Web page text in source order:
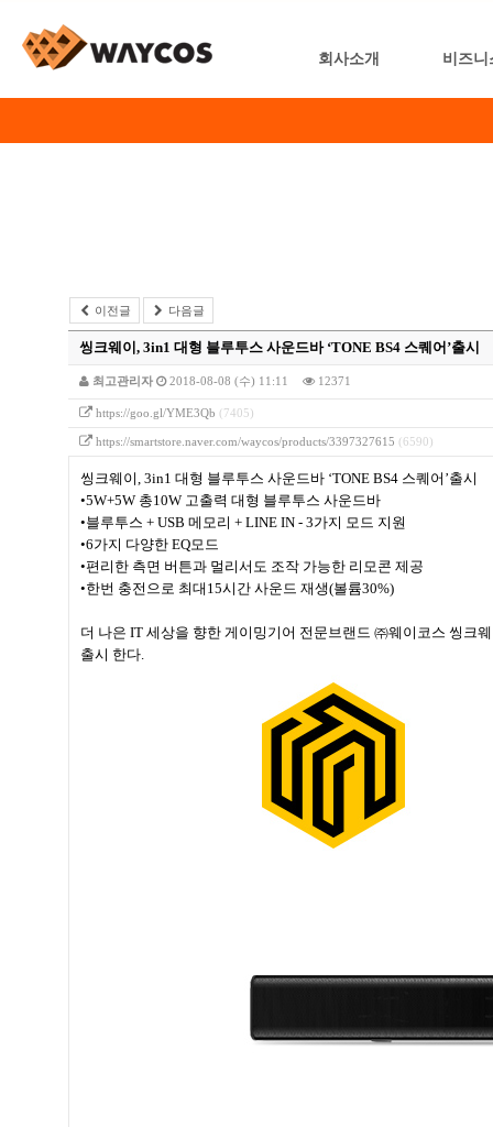
회사소개 비즈니
이전글 다음글
씽크웨이, 3in1 대형 블루투스 사운드바 ‘TONE BS4 스퀘어’출시
최고관리자 2018-08-08 (수) 11:11 12371
https://goo.gl/YME3Qb (7405)
https://smartstore.naver.com/waycos/products/3397327615 (6590)
씽크웨이, 3in1 대형 블루투스 사운드바 ‘TONE BS4 스퀘어’출시
•5W+5W 총10W 고출력 대형 블루투스 사운드바
•블루투스 + USB 메모리 + LINE IN - 3가지 모드 지원
•6가지 다양한 EQ모드
•편리한 측면 버튼과 멀리서도 조작 가능한 리모콘 제공
•한번 충전으로 최대15시간 사운드 재생(볼륨30%)
더 나은 IT 세상을 향한 게이밍기어 전문브랜드 ㈜웨이코스 씽크
출시 한다.